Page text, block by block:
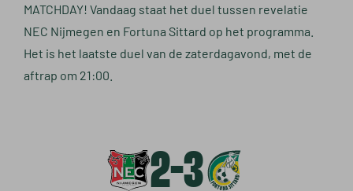
MATCHDAY! Vandaag staat het duel tussen revelatie
NEC Nijmegen en Fortuna Sittard op het programma.
Het is het laatste duel van de zaterdagavond, met de
aftrap om 21:00.
2-3